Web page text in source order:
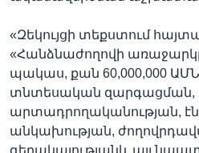
«Զեկույցի տեքստում
«Հանձնաժողովի առաջարկը
պակաս, քան 60,000,000
տնտեսական զարգացման,
արտադրողականության,
անկախության,
գերակայությանև այլ